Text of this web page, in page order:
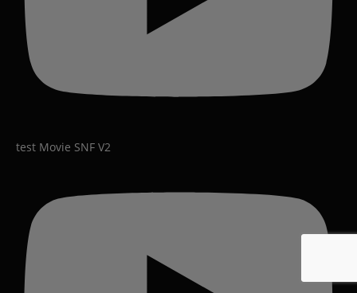
test Movie SNF V2